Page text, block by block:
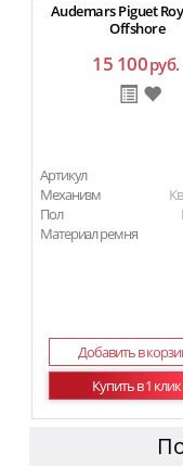
Audemars Piguet
Offshore
15 100руб.
Артикул
Механизм
Пол
Материал ремня
Добавить в
Купить в 1 клик